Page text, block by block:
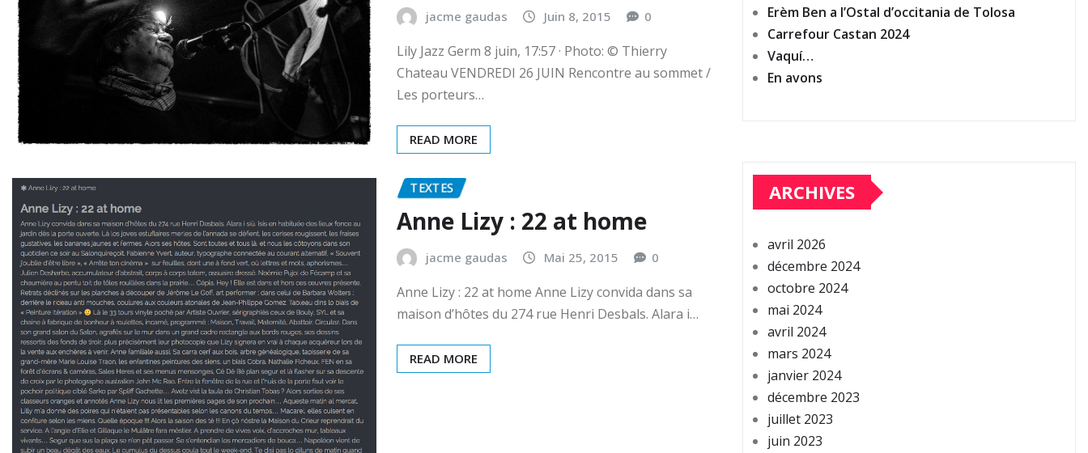
jacme gaudas Juin 8, 2015 0
Lily Jazz Germ 8 juin, 17:57 · Photo: © Thierry
Chateau VENDREDI 26 JUIN Rencontre au sommet /
Les porteurs…
READ MORE
TEXTES
Anne Lizy : 22 at home
jacme gaudas Mai 25, 2015 0
Anne Lizy : 22 at home Anne Lizy convida dans sa
maison d’hôtes du 274 rue Henri Desbals. Alara i…
READ MORE
Erèm Ben a l’Ostal d’occitania de Tolosa
Carrefour Castan 2024
Vaquí…
En avons
ARCHIVES
avril 2026
décembre 2024
octobre 2024
mai 2024
avril 2024
mars 2024
janvier 2024
décembre 2023
juillet 2023
juin 2023